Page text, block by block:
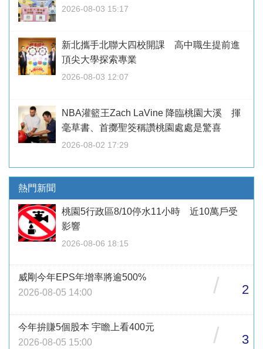
2026-08-03 15:17
新北攜手北聯大四校開課 高中職生提前進
頂尖大學探索專業
2026-08-03 12:07
NBA灌籃王Zach LaVine 降臨桃園大溪 揮
毫草書、首擲聖筊稱讚桃園處處是驚喜
2026-08-02 17:29
熱門新聞
桃園5行政區8/10停水11小時 近10萬戶受
影響
2026-08-06 18:15
威剛今年EPS年增率將逾500%
2026-08-05 14:00
/ 2
今年拚賺5個股本 宇瞻上看400元
2026-08-05 15:00
/ 3